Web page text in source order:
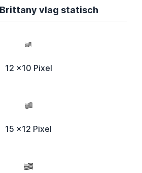
vlag statisch
12 x10 Pixel
15 x12 Pixel